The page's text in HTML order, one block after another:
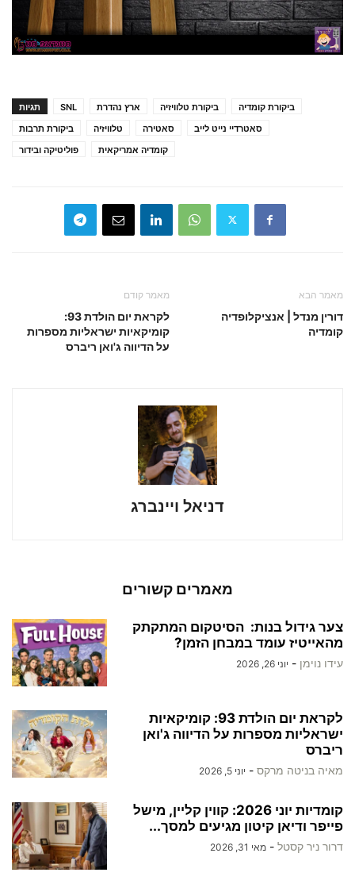
תגיות SNL ארץ נהדרת ביקורת טלוויזיה
ביקורת קומדיה
ביקורת תרבות
טלוויזיה סאטירה
סאטרדיי נייט לייב
פוליטיקה ובידור
קומדיה אמריקאית
מאמר קודם
לקראת יום הולדת 93:
קומיקאיות ישראליות מספרות
על הדיווה ג'ואן ריברס
מאמר הבא
דורין מנדל | אנציקלופדיה
קומדיה
דניאל ויינברג
מאמרים קשורים
צער גידול בנות: הסיטקום המתקתק
מהאייטיז עומד במבחן הזמן?
עידו נוימן - יוני 26, 2026
לקראת יום הולדת 93: קומיקאיות
ישראליות מספרות על הדיווה ג'ואן
ריברס
מאיה בניטה מרקס - יוני 5, 2026
קומדיות יוני 2026: קווין קליין, מישל
פייפר ודיאן קיטון מגיעים למסך...
דרור ניר קסטל - מאי 31, 2026